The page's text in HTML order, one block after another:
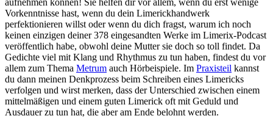
Vorkenntnisse hast, wenn du dein Limerickhandwerk
perfektionieren willst oder wenn du dich fragst, warum ich noch
keinen einzigen deiner 378 eingesandten Werke im Limerix-Podcast
veröffentlich habe, obwohl deine Mutter sie doch so toll findet. Da
Gedichte viel mit Klang und Rhythmus zu tun haben, findest du vor
allem zum Thema Metrum auch Hörbeispiele. Im Praxisteil kannst
du dann meinen Denkprozess beim Schreiben eines Limericks
verfolgen und wirst merken, dass der Unterschied zwischen einem
mittelmäßigen und einem guten Limerick oft mit Geduld und
Ausdauer zu tun hat, die aber am Ende belohnt werden.